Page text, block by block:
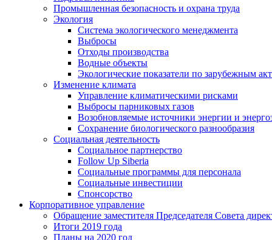
Промышленная безопасность и охрана труда
Экология
Система экологического менеджмента
Выбросы
Отходы производства
Водные объекты
Экологические показатели по зарубежным
Изменение климата
Управление климатическими рисками
Выбросы парниковых газов
Возобновляемые источники энергии и
Сохранение биологического разнообразия
Социальная деятельность
Социальное партнерство
Follow Up Siberia
Социальные программы для персонала
Социальные инвестиции
Спонсорство
Корпоративное управление
Обращение заместителя Председателя Совета
Итоги 2019 года
Планы на 2020 год